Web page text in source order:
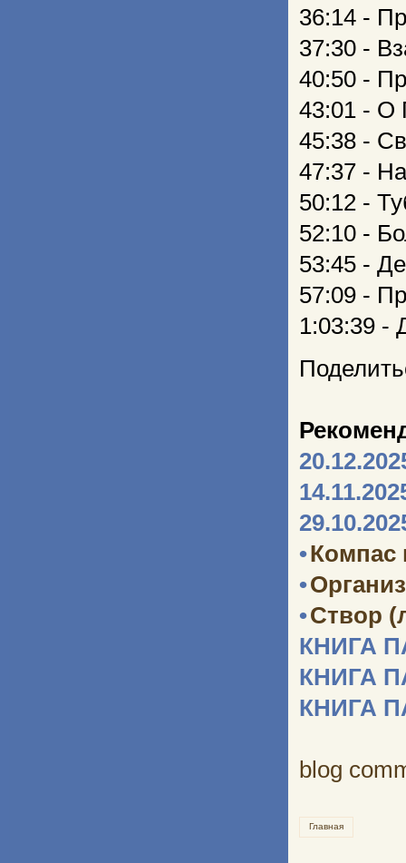
36:14 -
37:30 -
40:50 -
43:01 - О
45:38 -
47:37 -
50:12 -
52:10 -
53:45 -
57:09 -
1:03:39 -
•Компас
•
•Створ
КНИГА
КНИГА
КНИГА
blog
Главная